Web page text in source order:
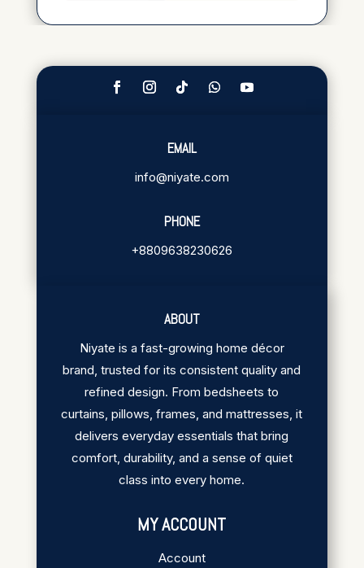
EMAIL
info@niyate.com
PHONE
+8809638230626
ABOUT
Niyate is a fast-growing home décor
brand, trusted for its consistent quality and
refined design. From bedsheets to
curtains, pillows, frames, and mattresses, it
delivers everyday essentials that bring
comfort, durability, and a sense of quiet
class into every home.
MY ACCOUNT
Account